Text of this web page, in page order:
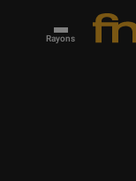
Rayons